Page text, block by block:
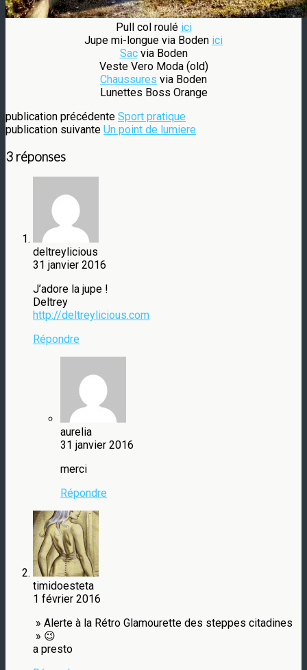
Pull col roulé ici
Jupe mi-longue via Boden ici
Sacvia Boden
Veste Vero Moda (old)
Chaussures via Boden
Lunettes Boss Orange
publication précédente Sport pratique
publication suivante Un point de lumiere
3 réponses
deltreylicious
31 janvier 2016
J’adore la jupe !
Deltrey
http://deltreylicious.com
Répondre
aurelia
31 janvier 2016
merci
Répondre
timidoesteta
1 février 2016
» Alerte à la Rétro Glamourette des steppes citadines
» 😉
a presto